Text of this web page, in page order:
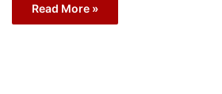
Read More »